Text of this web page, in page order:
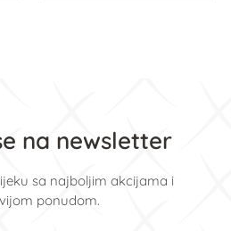
na newsletter
sa najboljim akcijama i
ponudom.